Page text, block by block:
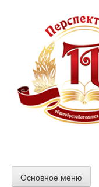
содержимому
Основное меню